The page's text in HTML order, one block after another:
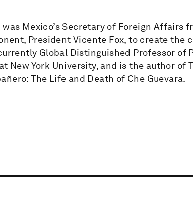
was Mexico’s Secretary of Foreign
President Vicente Fox, to create the
Global Distinguished Professor of
New York University, and is the author
The Life and Death of Che Guevara.